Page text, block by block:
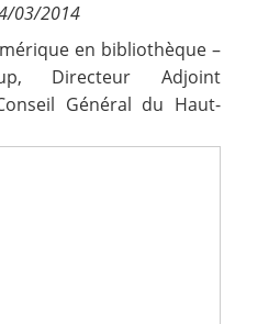
03/2014
en bibliothèque –
, Directeur Adjoint
Général du Haut-